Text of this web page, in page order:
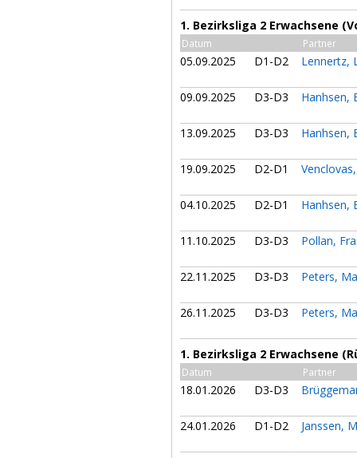
1. Bezirksliga 2 Erwachsene
Datum Partner
05.09.2025 D1-D2 Lennertz,
09.09.2025 D3-D3 Hanhsen,
13.09.2025 D3-D3 Hanhsen,
19.09.2025 D2-D1
04.10.2025 D2-D1 Hanhsen,
11.10.2025 D3-D3 Pollan,
22.11.2025 D3-D3 Peters,
26.11.2025 D3-D3 Peters,
1. Bezirksliga 2 Erwachsene
Datum Partner
18.01.2026 D3-D3
24.01.2026 D1-D2 Janssen,